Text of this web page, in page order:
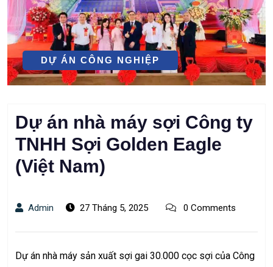
DỰ ÁN CÔNG NGHIỆP
Dự án nhà máy sợi Công ty
TNHH Sợi Golden Eagle
(Việt Nam)
Admin 27 Tháng 5, 2025 0 Comments
Dự án nhà máy sản xuất sợi gai 30.000 cọc sợi của Công